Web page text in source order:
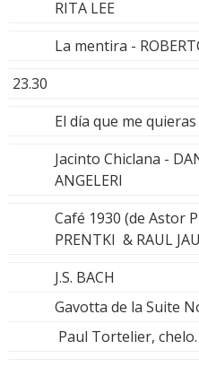
RITA LEE
La mentira -
23.30
El día que me quieras
Jacinto Chiclana -
ANGELERI
Café 1930 (de Astor
PRENTKI & RAUL
J.S. BACH
Gavotta de la Suite
Paul Tortelier, chelo.